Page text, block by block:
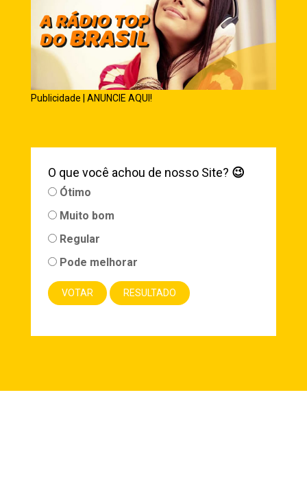
Publicidade | ANUNCIE AQUI!
O que você achou de nosso Site? 😉
Ótimo
Muito bom
Regular
Pode melhorar